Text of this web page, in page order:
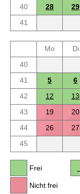
40
28 29
41
Mo
Di
40
41
5 6
42
12 13
43
19 20
44
26 27
45
Frei
Nicht frei